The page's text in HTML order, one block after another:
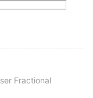
Fractional